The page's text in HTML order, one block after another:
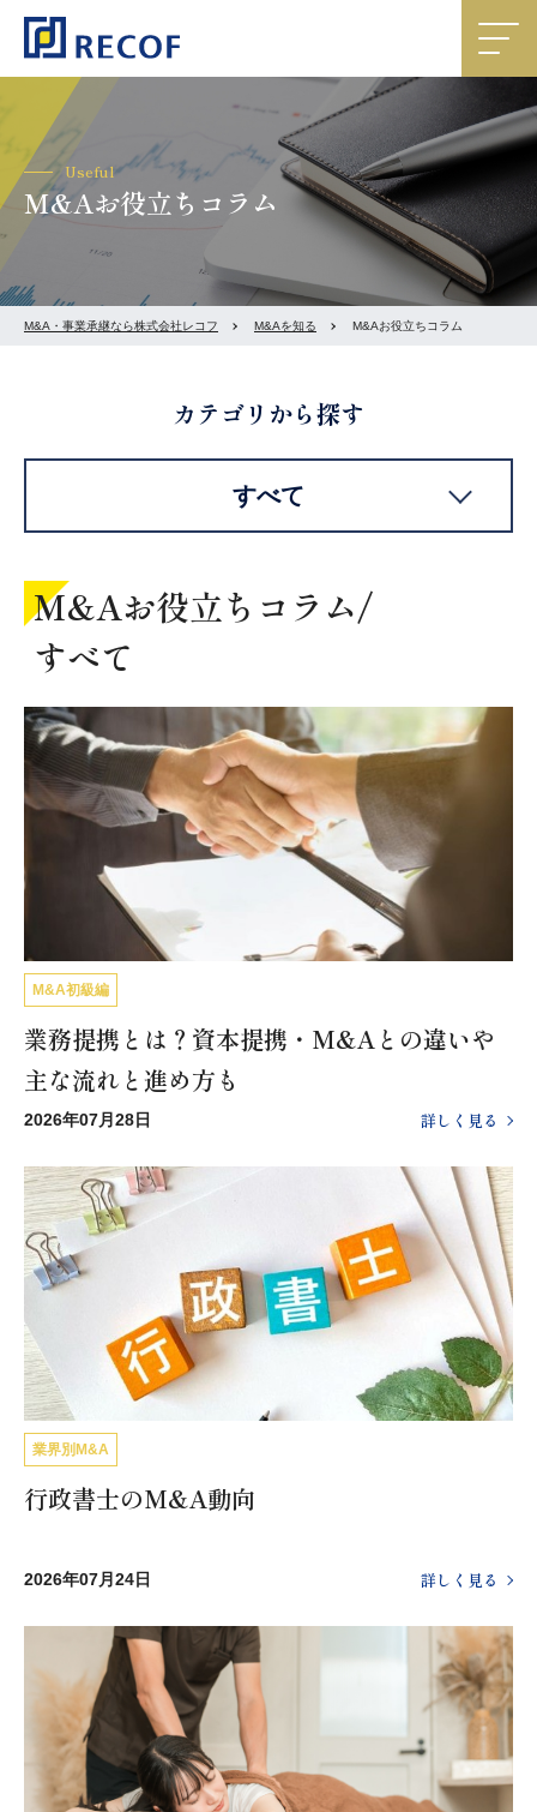
Useful
M&Aお役立ちコラム
M&A・事業承継なら株式会社レコフ M&Aを知る M&Aお役立ちコラム
カテゴリから探す
すべて
M&Aお役立ちコラム/
すべて
M&A初級編
業務提携とは？資本提携・M&Aとの違いや
主な流れと進め方も
2026年07月28日 詳しく見る
業界別M&A
行政書士のM&A動向
2026年07月24日 詳しく見る